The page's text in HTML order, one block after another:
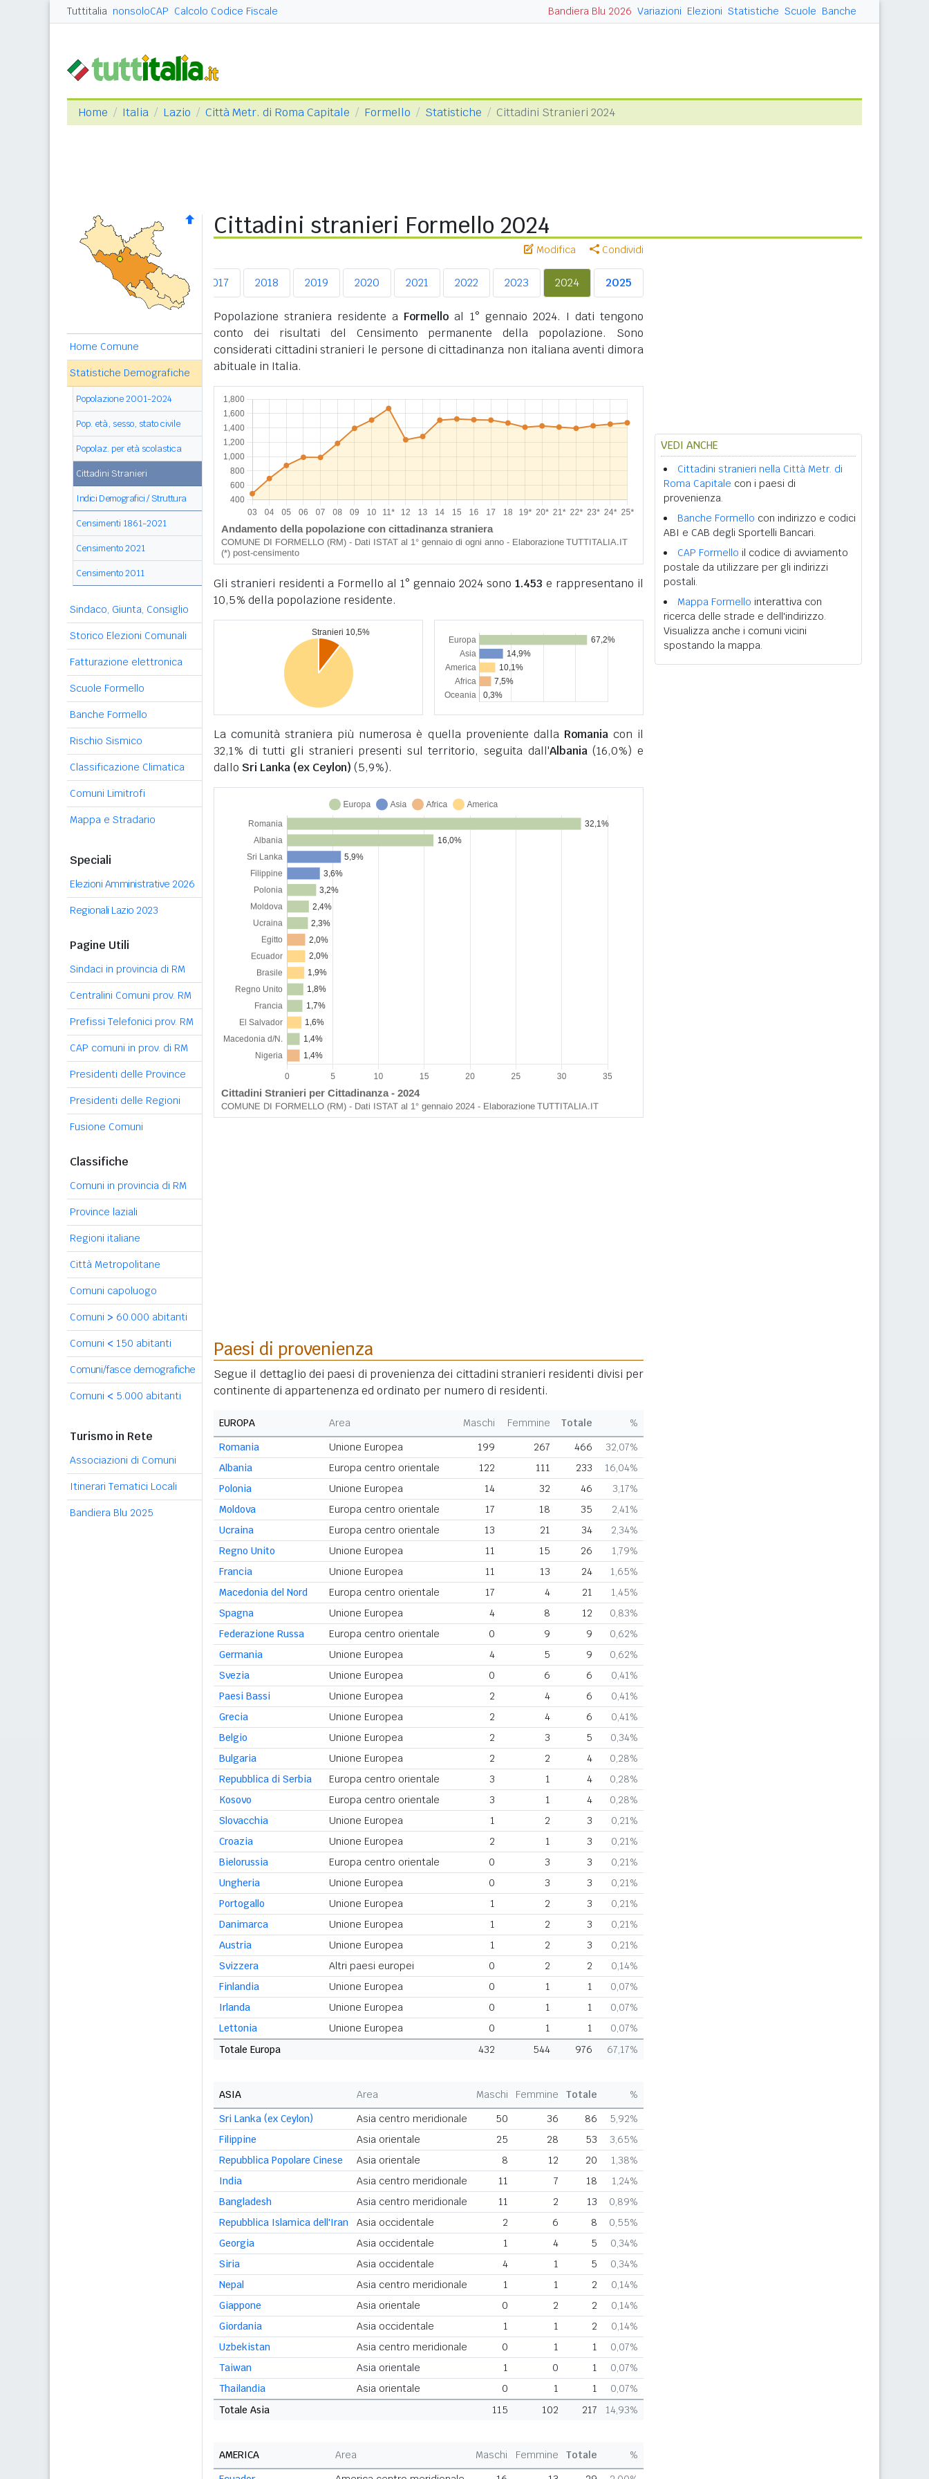
Tuttitalia nonsoloCAP Calcolo Codice Fiscale Bandiera Blu 2026 Variazioni Elezioni Statistiche Scuole Banche
Home Italia Lazio Città Metr. di Roma Capitale Formello Statistiche Cittadini Stranieri 2024
Home Comune
Statistiche Demografiche
Popolazione 2001-2024
Pop. età, sesso, stato civile
Popolaz. per età scolastica
Cittadini Stranieri
Indici Demografici / Struttura
Censimenti 1861-2021
Censimento 2021
Censimento 2011
Sindaco, Giunta, Consiglio
Storico Elezioni Comunali
Fatturazione elettronica
Scuole Formello
Banche Formello
Rischio Sismico
Classificazione Climatica
Comuni Limitrofi
Mappa e Stradario
Speciali
Elezioni Amministrative 2026
Regionali Lazio 2023
Pagine Utili
Sindaci in provincia di RM
Centralini Comuni prov. RM
Prefissi Telefonici prov. RM
CAP comuni in prov. di RM
Presidenti delle Province
Presidenti delle Regioni
Fusione Comuni
Classifiche
Comuni in provincia di RM
Province laziali
Regioni italiane
Città Metropolitane
Comuni capoluogo
Comuni > 60.000 abitanti
Comuni < 150 abitanti
Comuni/fasce demografiche
Comuni < 5.000 abitanti
Turismo in Rete
Associazioni di Comuni
Itinerari Tematici Locali
Bandiera Blu 2025
Cittadini stranieri Formello 2024
Modifica Condividi
2015 2016 2017 2018 2019 2020 2021 2022 2023 2024 2025
Popolazione straniera residente a Formello al 1° gennaio 2024. I dati tengono
conto dei risultati del Censimento permanente della popolazione. Sono
considerati cittadini stranieri le persone di cittadinanza non italiana aventi dimora
abituale in Italia.
Gli stranieri residenti a Formello al 1° gennaio 2024 sono 1.453 e rappresentano il
10,5% della popolazione residente.
La comunità straniera più numerosa è quella proveniente dalla Romaniacon il
32,1% di tutti gli stranieri presenti sul territorio, seguita dall'Albania(16,0%) e
dallo Sri Lanka (ex Ceylon) (5,9%).
Paesi di provenienza
Segue il dettaglio dei paesi di provenienza dei cittadini stranieri residenti divisi per
continente di appartenenza ed ordinato per numero di residenti.
EUROPA Area Maschi Femmine Totale
%
Romania
Unione Europea 199 267 466
32,07%
Albania
Europa centro orientale 122 111 233
16,04%
Polonia
Unione Europea 14 32 46
3,17%
Moldova
Europa centro orientale 17 18 35
2,41%
Ucraina
Europa centro orientale 13 21 34
2,34%
Regno Unito
Unione Europea 11 15 26
1,79%
Francia
Unione Europea 11 13 24
1,65%
Macedonia del Nord
Europa centro orientale 17 4 21
1,45%
Spagna
Unione Europea 4 8 12
0,83%
Federazione Russa
Europa centro orientale 0 9 9
0,62%
Germania
Unione Europea 4 5 9
0,62%
Svezia
Unione Europea 0 6 6
0,41%
Paesi Bassi
Unione Europea 2 4 6
0,41%
Grecia
Unione Europea 2 4 6
0,41%
Belgio
Unione Europea 2 3 5
0,34%
Bulgaria
Unione Europea 2 2 4
0,28%
Repubblica di Serbia
Europa centro orientale 3 1 4
0,28%
Kosovo
Europa centro orientale 3 1 4
0,28%
Slovacchia
Unione Europea 1 2 3
0,21%
Croazia
Unione Europea 2 1 3
0,21%
Bielorussia
Europa centro orientale 0 3 3
0,21%
Ungheria
Unione Europea 0 3 3
0,21%
Portogallo
Unione Europea 1 2 3
0,21%
Danimarca
Unione Europea 1 2 3
0,21%
Austria
Unione Europea 1 2 3
0,21%
Svizzera
Altri paesi europei 0 2 2
0,14%
Finlandia
Unione Europea 0 1 1
0,07%
Irlanda
Unione Europea 0 1 1
0,07%
Lettonia
Unione Europea 0 1 1
0,07%
Totale Europa
432 544 976 67,17%
ASIA Area Maschi Femmine Totale
%
Sri Lanka (ex Ceylon)
Asia centro meridionale 50 36 86
5,92%
Filippine
Asia orientale 25 28 53
3,65%
Repubblica Popolare Cinese
Asia orientale 8 12 20
1,38%
India
Asia centro meridionale 11 7 18
1,24%
Bangladesh
Asia centro meridionale 11 2 13
0,89%
Repubblica Islamica dell'Iran
Asia occidentale 2 6 8
0,55%
Georgia
Asia occidentale 1 4 5
0,34%
Siria
Asia occidentale 4 1 5
0,34%
Nepal
Asia centro meridionale 1 1 2
0,14%
Giappone
Asia orientale 0 2 2
0,14%
Giordania
Asia occidentale 1 1 2
0,14%
Uzbekistan
Asia centro meridionale 0 1 1
0,07%
Taiwan
Asia orientale 1 0 1
0,07%
Thailandia
Asia orientale 0 1 1
0,07%
Totale Asia
115 102 217 14,93%
AMERICA Area Maschi Femmine Totale
%
VEDI ANCHE
Cittadini stranieri nella Città Metr. di
Roma Capitale con i paesi di
provenienza.
Banche Formello con indirizzo e codici
ABI e CAB degli Sportelli Bancari.
CAP Formello il codice di avviamento
postale da utilizzare per gli indirizzi
postali.
Mappa Formello interattiva con
ricerca delle strade e dell'indirizzo.
Visualizza anche i comuni vicini
spostando la mappa.